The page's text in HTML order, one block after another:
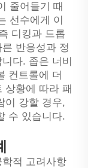
줄어들기 때
선수에게 이
디킹과 드롭
반응성과 정
다. 좁은 너비
컨트롤에 더
상황에 따라 패
이 강할 경우,
수 있습니다.
적 고려사항